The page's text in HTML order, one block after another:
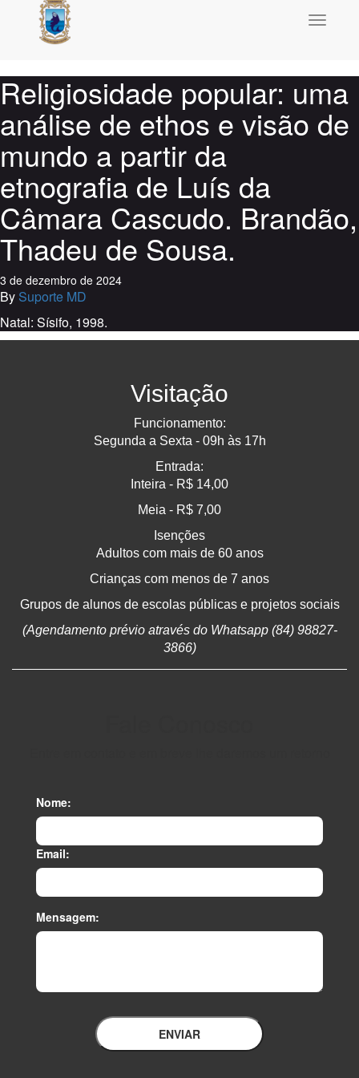
Toggle
Religiosidade popular: uma
análise de ethos e visão de
mundo a partir da
etnografia de Luís da
Câmara Cascudo. Brandão,
Thadeu de Sousa.
3 de dezembro de 2024
By Suporte MD
Natal: Sísifo, 1998.
Visitação
Funcionamento:
Segunda a Sexta - 09h às 17h
Entrada:
Inteira - R$ 14,00
Meia - R$ 7,00
Isenções
Adultos com mais de 60 anos
Crianças com menos de 7 anos
Grupos de alunos de escolas públicas e projetos sociais
(Agendamento prévio através do Whatsapp (84) 98827-
3866)
Nome:
Email:
Mensagem:
ENVIAR